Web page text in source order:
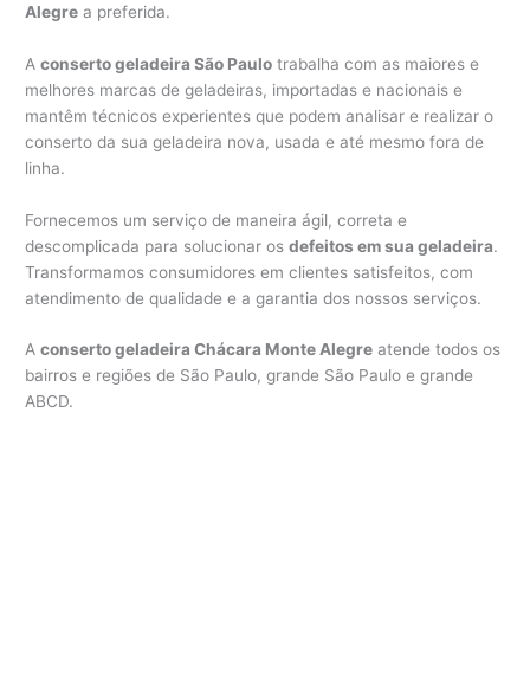
Alegre a preferida.
Aconserto geladeira São Paulo trabalha com as maiores e
melhores marcas de geladeiras, importadas e nacionais e
mantêm técnicos experientes que podem analisar e realizar o
conserto da sua geladeira nova, usada e até mesmo fora de
linha.
Fornecemos um serviço de maneira ágil, correta e
descomplicada para solucionar osdefeitos em sua geladeira.
Transformamos consumidores em clientes satisfeitos, com
atendimento de qualidade e a garantia dos nossos serviços.
Aconserto geladeira Chácara Monte Alegre atende todos os
bairros e regiões de São Paulo, grande São Paulo e grande
ABCD.